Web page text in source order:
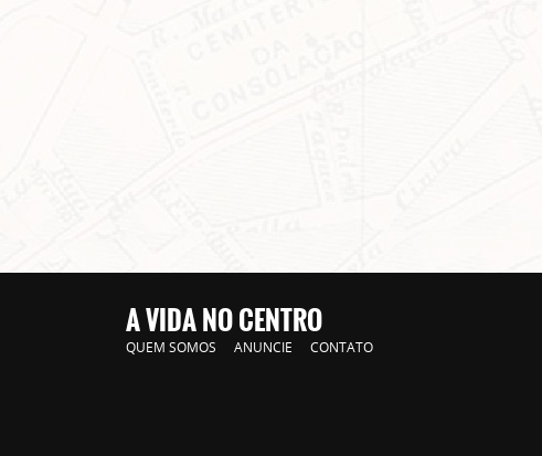
A VIDA NO CENTRO
QUEM SOMOS ANUNCIE CONTATO